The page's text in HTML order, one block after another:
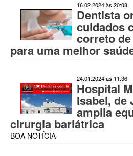
16.02.2024 às 20:08
Dentista
cuidados
correto
para uma melhor
24.01.2024 às 11:36
Hospital
Isabel, de
amplia
cirurgia bariátrica
BOA NOTÍCIA